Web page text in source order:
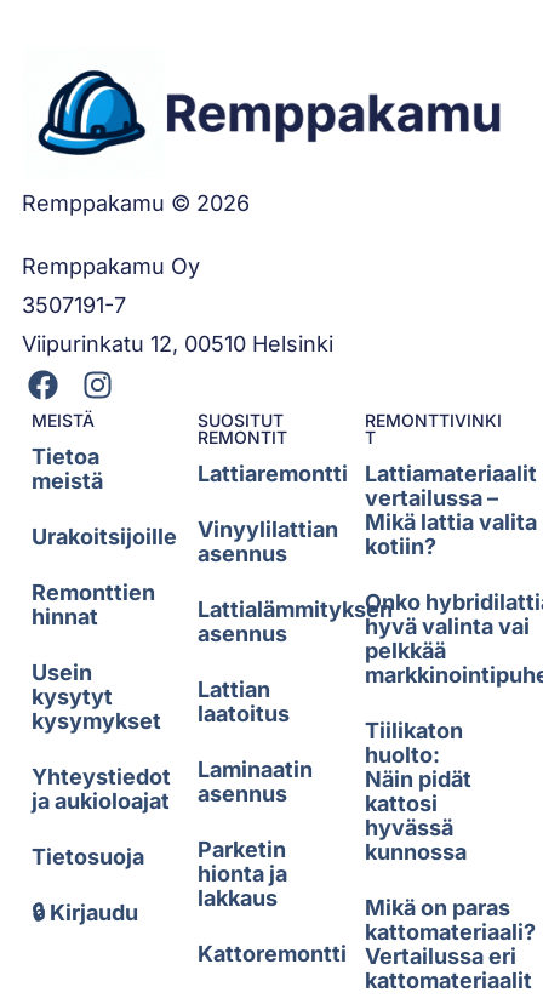
Remppakamu © 2026
Remppakamu Oy
3507191-7
Viipurinkatu 12, 00510 Helsinki
MEISTÄ
Tietoa
meistä
Urakoitsijoille
Remonttien
hinnat
Usein
kysytyt
kysymykset
Yhteystiedot
ja aukioloajat
Tietosuoja
🔒 Kirjaudu
SUOSITUT
REMONTIT
Lattiaremontti
Vinyylilattian
asennus
Lattialämmityksen
asennus
Lattian
laatoitus
Laminaatin
asennus
Parketin
hionta ja
lakkaus
Kattoremontti
REMONTTIVINKI
T
Lattiamateriaalit
vertailussa –
Mikä lattia valita
kotiin?
Onko
hyvä valinta vai
pelkkää
Tiilikaton
huolto:
Näin pidät
kattosi
hyvässä
kunnossa
Mikä on paras
kattomateriaali?
Vertailussa eri
kattomateriaalit